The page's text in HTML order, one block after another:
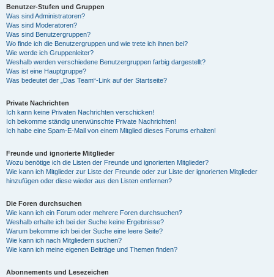
Benutzer-Stufen und Gruppen
Was sind Administratoren?
Was sind Moderatoren?
Was sind Benutzergruppen?
Wo finde ich die Benutzergruppen und wie trete ich ihnen bei?
Wie werde ich Gruppenleiter?
Weshalb werden verschiedene Benutzergruppen farbig dargestellt?
Was ist eine Hauptgruppe?
Was bedeutet der „Das Team“-Link auf der Startseite?
Private Nachrichten
Ich kann keine Privaten Nachrichten verschicken!
Ich bekomme ständig unerwünschte Private Nachrichten!
Ich habe eine Spam-E-Mail von einem Mitglied dieses Forums erhalten!
Freunde und ignorierte Mitglieder
Wozu benötige ich die Listen der Freunde und ignorierten Mitglieder?
Wie kann ich Mitglieder zur Liste der Freunde oder zur Liste der ignorierten Mitglieder
hinzufügen oder diese wieder aus den Listen entfernen?
Die Foren durchsuchen
Wie kann ich ein Forum oder mehrere Foren durchsuchen?
Weshalb erhalte ich bei der Suche keine Ergebnisse?
Warum bekomme ich bei der Suche eine leere Seite?
Wie kann ich nach Mitgliedern suchen?
Wie kann ich meine eigenen Beiträge und Themen finden?
Abonnements und Lesezeichen